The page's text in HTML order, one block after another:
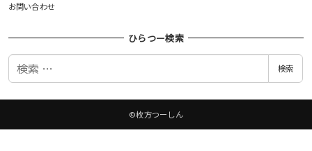
お問い合わせ
ひらつー検索
検
検索
©枚方つーしん